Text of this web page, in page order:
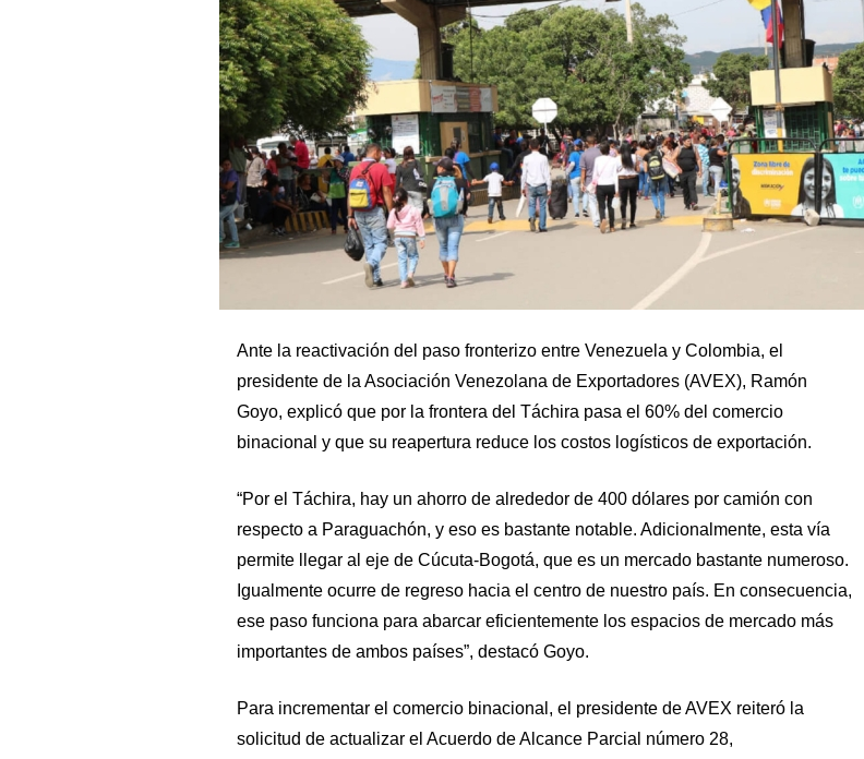
Ante la reactivación del paso fronterizo entre Venezuela y Colombia, el
presidente de la Asociación Venezolana de Exportadores (AVEX), Ramón
Goyo, explicó que por la frontera del Táchira pasa el 60% del comercio
binacional y que su reapertura reduce los costos logísticos de exportación.
“Por el Táchira, hay un ahorro de alrededor de 400 dólares por camión con
respecto a Paraguachón, y eso es bastante notable. Adicionalmente, esta vía
permite llegar al eje de Cúcuta-Bogotá, que es un mercado bastante numeroso.
Igualmente ocurre de regreso hacia el centro de nuestro país. En consecuencia,
ese paso funciona para abarcar eficientemente los espacios de mercado más
importantes de ambos países”, destacó Goyo.
Para incrementar el comercio binacional, el presidente de AVEX reiteró la
solicitud de actualizar el Acuerdo de Alcance Parcial número 28,